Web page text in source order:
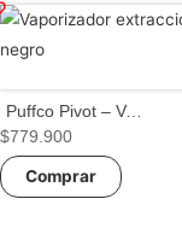
Puffco Pivot – Vaporizador de Extractos – Dab Pen Portable
$779.900
Comprar
producto